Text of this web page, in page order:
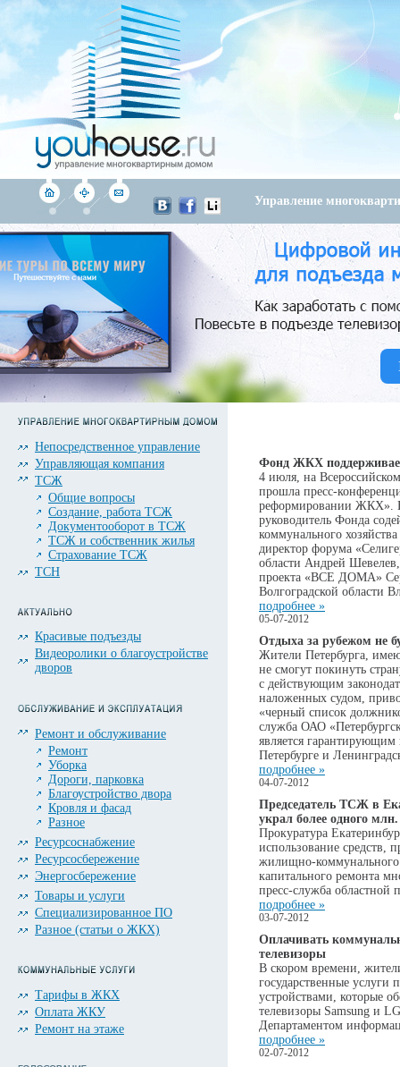
Управление
Непосредственное управление
Управляющая компания
ТСЖ
Общие вопросы
Создание, работа ТСЖ
Документооборот в ТСЖ
ТСЖ и собственник жилья
Страхование ТСЖ
ТСН
Красивые подъезды
Видеоролики о благоустройстве
дворов
Ремонт и обслуживание
Ремонт
Уборка
Дороги, парковка
Благоустройство двора
Кровля и фасад
Разное
Ресурсоснабжение
Ресурсосбережение
Энергосбережение
Товары и услуги
Специализированное ПО
Разное (статьи о ЖКХ)
Тарифы в ЖКХ
Оплата ЖКУ
Ремонт на этаже
Фонд ЖКХ
4 июля, на
прошла пресс-
реформировании ЖКХ».
руководитель Фонда
коммунального
директор форума
области Андрей
проекта «ВСЕ ДОМА»
Волгоградской области
подробнее »
05-07-2012
Отдыха за рубежом не
Жители Петербурга,
не смогут покинуть
с действующим
наложенных судом,
«черный список
служба ОАО
является
Петербурге и
подробнее »
04-07-2012
Председатель ТСЖ в
украл более одного
Прокуратура
использование средств,
жилищно-коммунального
капитального ремонта
пресс-служба областной
подробнее »
03-07-2012
Оплачивать
телевизоры
В скором времени,
государственные
устройствами, которые
телевизоры Samsung и
Департаментом
подробнее »
02-07-2012